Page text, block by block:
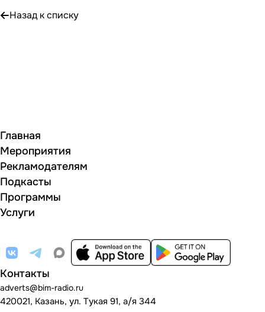
Назад к списку
Главная
Мероприятия
Рекламодателям
Подкасты
Программы
Услуги
Контакты
adverts@bim-radio.ru
420021, Казань, ул. Тукая 91, а/я 344